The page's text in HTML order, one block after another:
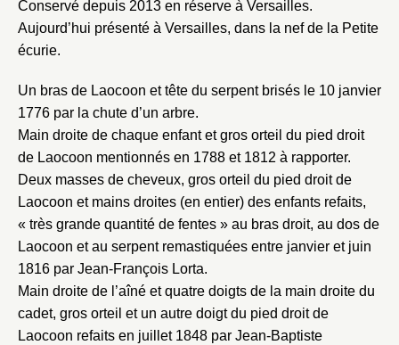
Conservé depuis 2013 en réserve à Versailles.
Aujourd’hui présenté à Versailles, dans la nef de la Petite
écurie.
Un bras de Laocoon et tête du serpent brisés le 10 janvier
1776 par la chute d’un arbre.
Main droite de chaque enfant et gros orteil du pied droit
de Laocoon mentionnés en 1788 et 1812 à rapporter.
Deux masses de cheveux, gros orteil du pied droit de
Laocoon et mains droites (en entier) des enfants refaits,
« très grande quantité de fentes » au bras droit, au dos de
Laocoon et au serpent remastiquées entre janvier et juin
1816 par Jean-François Lorta.
Main droite de l’aîné et quatre doigts de la main droite du
cadet, gros orteil et un autre doigt du pied droit de
Laocoon refaits en juillet 1848 par Jean-Baptiste